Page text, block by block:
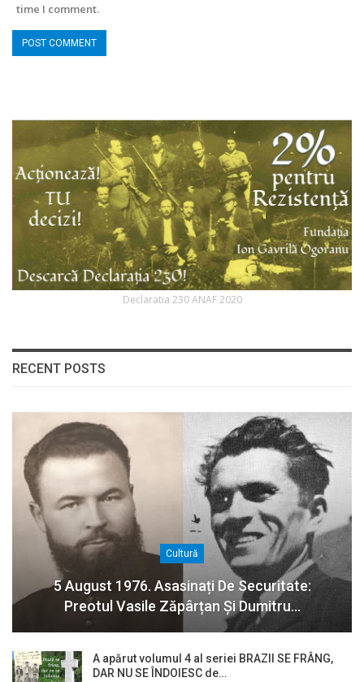
time I comment.
Declaratia 230 ANAF 2020
RECENT POSTS
Cultură
5 August 1976. Asasinați De Securitate:
Preotul Vasile Zăpârțan Și Dumitru…
A apărut volumul 4 al seriei BRAZII SE FRÂNG,
DAR NU SE ÎNDOIESC de…